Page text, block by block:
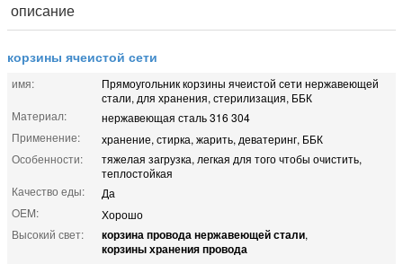
описание
корзины ячеистой сети
имя:
Прямоугольник корзины ячеистой сети нержавеющей
стали, для хранения, стерилизация, ББК
Материал:
нержавеющая сталь 316 304
Применение:
хранение, стирка, жарить, деватеринг, ББК
Особенности:
тяжелая загрузка, легкая для того чтобы очистить,
теплостойкая
Качество еды:
Да
OEM:
Хорошо
Высокий свет:
корзина провода нержавеющей стали,
корзины хранения провода